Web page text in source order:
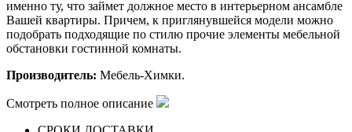
именно ту, что займет должное место в интерьерном ансамбле
Вашей квартиры. Причем, к приглянувшейся модели можно
подобрать подходящие по стилю прочие элементы мебельной
обстановки гостинной комнаты.
Производитель: Мебель-Химки.
Смотреть полное описание